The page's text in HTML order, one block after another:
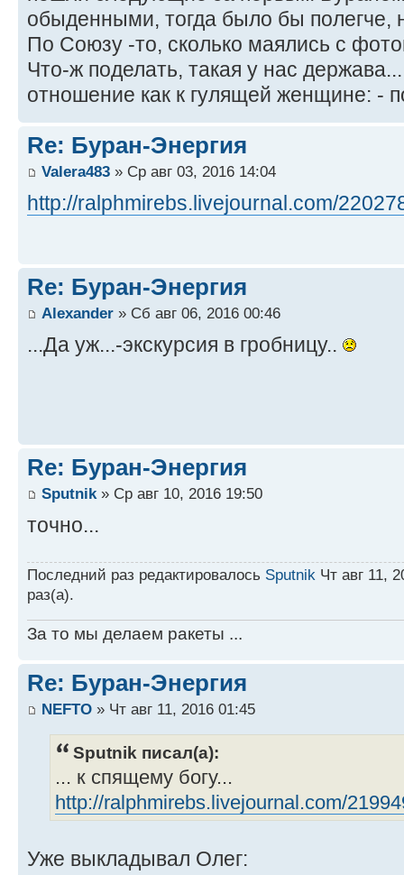
обыденными, тогда было бы полегче,
По Союзу -то, сколько маялись с
Что-ж поделать, такая у нас
отношение как к гулящей женщине: -
Re: Буран-Энергия
Valera483 » Ср авг 03, 2016 14:04
http://ralphmirebs.livejournal.com/
Re: Буран-Энергия
Alexander » Сб авг 06, 2016 00:46
...Да уж...-экскурсия в гробницу..
Re: Буран-Энергия
Sputnik» Ср авг 10, 2016 19:50
точно...
Последний раз редактировалось Sputnik Чт авг 11,
раз(а).
За то мы делаем ракеты ...
Re: Буран-Энергия
NEFTO » Чт авг 11, 2016 01:45
Sputnik писал(а):
... к спящему богу...
http://ralphmirebs.livejournal.com/
Уже выкладывал Олег: